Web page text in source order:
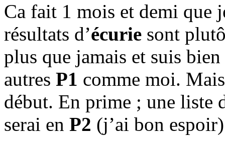
Ca fait 1 mois et demi que
résultats d’écurie sont
plus que jamais et suis
autres P1 comme moi.
début. En prime ; une liste
serai en P2 (j’ai bon